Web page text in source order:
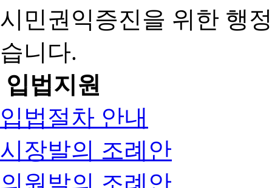
시민권익증진을 위한 행
습니다.
입법지원
입법절차 안내
시장발의 조례안